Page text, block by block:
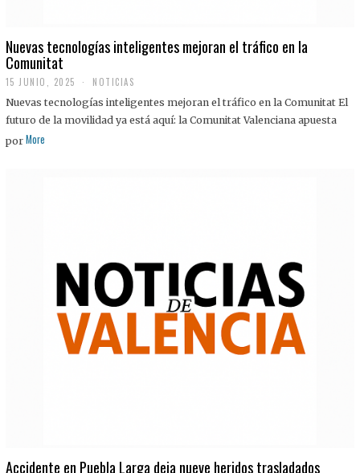
Nuevas tecnologías inteligentes mejoran el tráfico en la
Comunitat
15 JUNIO, 2025 NOTICIAS
Nuevas tecnologías inteligentes mejoran el tráfico en la Comunitat El
futuro de la movilidad ya está aquí: la Comunitat Valenciana apuesta
por More
Accidente en Puebla Larga deja nueve heridos trasladados